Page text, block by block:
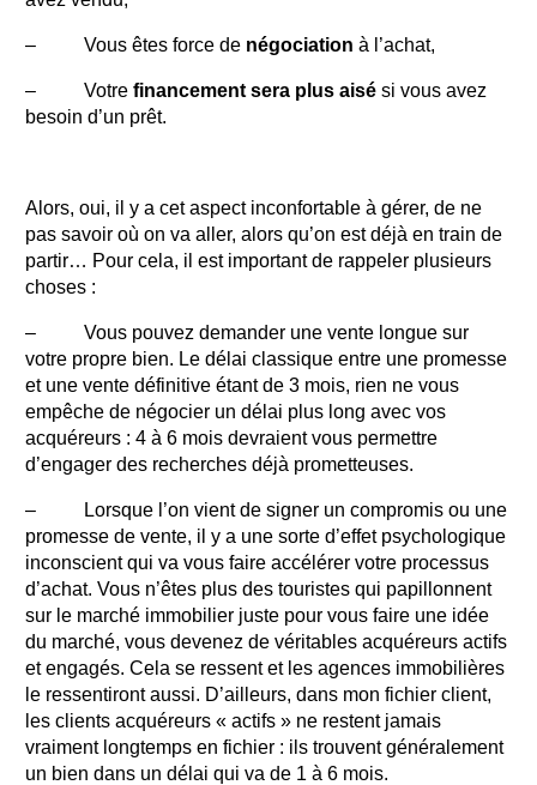
– Vous êtes force de négociation à l’achat,
– Votre financement sera plus aisé si vous avez
besoin d’un prêt.
Alors, oui, il y a cet aspect inconfortable à gérer, de ne
pas savoir où on va aller, alors qu’on est déjà en train de
partir… Pour cela, il est important de rappeler plusieurs
choses :
– Vous pouvez demander une vente longue sur
votre propre bien. Le délai classique entre une promesse
et une vente définitive étant de 3 mois, rien ne vous
empêche de négocier un délai plus long avec vos
acquéreurs : 4 à 6 mois devraient vous permettre
d’engager des recherches déjà prometteuses.
– Lorsque l’on vient de signer un compromis ou une
promesse de vente, il y a une sorte d’effet psychologique
inconscient qui va vous faire accélérer votre processus
d’achat. Vous n’êtes plus des touristes qui papillonnent
sur le marché immobilier juste pour vous faire une idée
du marché, vous devenez de véritables acquéreurs actifs
et engagés. Cela se ressent et les agences immobilières
le ressentiront aussi. D’ailleurs, dans mon fichier client,
les clients acquéreurs « actifs » ne restent jamais
vraiment longtemps en fichier : ils trouvent généralement
un bien dans un délai qui va de 1 à 6 mois.